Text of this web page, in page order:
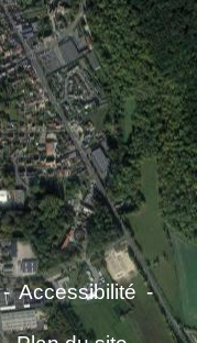
- Accessibilité -